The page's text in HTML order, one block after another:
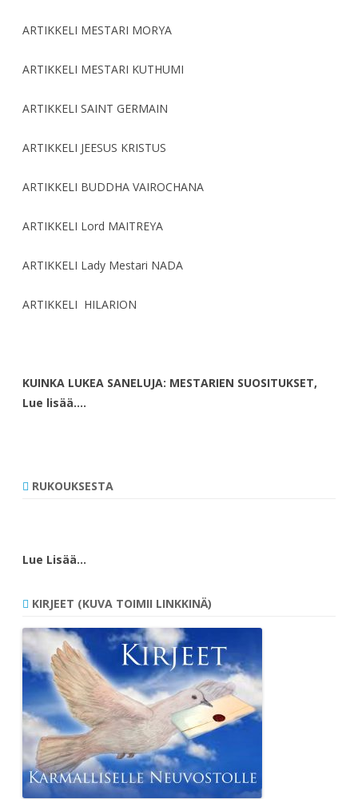
ARTIKKELI MESTARI MORYA
ARTIKKELI MESTARI KUTHUMI
ARTIKKELI SAINT GERMAIN
ARTIKKELI JEESUS KRISTUS
ARTIKKELI BUDDHA VAIROCHANA
ARTIKKELI Lord MAITREYA
ARTIKKELI Lady Mestari NADA
ARTIKKELI HILARION
KUINKA LUKEA SANELUJA: MESTARIEN SUOSITUKSET,
Lue lisää….
RUKOUKSESTA
Lue Lisää…
KIRJEET (KUVA TOIMII LINKKINÄ)